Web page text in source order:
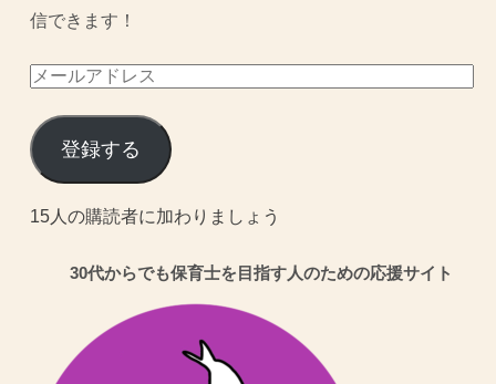
信できます！
メ
ル
ア
ド
登録する
15人の購読者に加わりましょう
30代からでも保育士を目指す人のための応援サイト